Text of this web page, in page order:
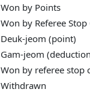
Won by Points
Won by Referee Stop
Deuk-jeom (point)
Gam-jeom
Won by referee stop
Withdrawn